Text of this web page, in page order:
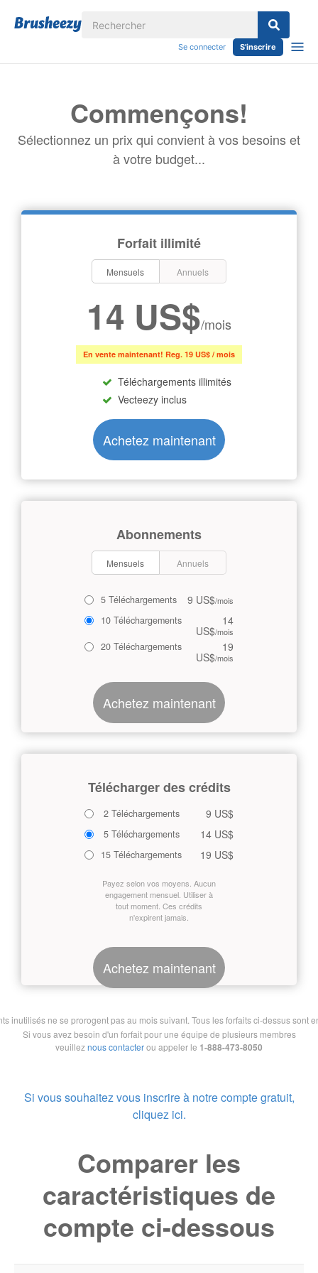
Se connecter S'inscrire
Commençons!
Sélectionnez un prix qui convient à vos besoins et
à votre budget...
Forfait illimité
Mensuels Annuels
14 US$/mois
En vente maintenant! Reg. 19 US$ / mois
Téléchargements illimités
Vecteezy inclus
Achetez maintenant
Abonnements
Mensuels Annuels
5 Téléchargements 9 US$/mois
10 Téléchargements 14
US$/mois
20 Téléchargements 19
US$/mois
Achetez maintenant
Télécharger des crédits
2 Téléchargements 9 US$
5 Téléchargements 14 US$
15 Téléchargements 19 US$
Payez selon vos moyens. Aucun
engagement mensuel. Utiliser à
tout moment. Ces crédits
n'expirent jamais.
Achetez maintenant
inutilisés ne se prorogent pas au mois suivant. Tous les forfaits ci-dessus sont
Si vous avez besoin d'un forfait pour une équipe de plusieurs membres
veuilleznous contacterou appeler le 1-888-473-8050
Si vous souhaitez vous inscrire à notre compte gratuit,
cliquez ici.
Comparer les
caractéristiques de
compte ci-dessous